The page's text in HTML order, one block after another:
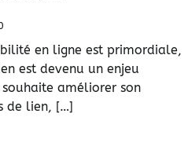
en ligne est primordiale,
est devenu un enjeu
améliorer son
de lien, […]